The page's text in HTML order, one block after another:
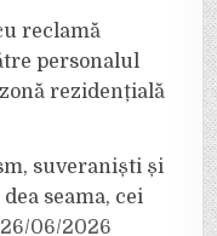
reclamă
personalul
rezidențială
suveraniști și
seama, cei
26/06/2026